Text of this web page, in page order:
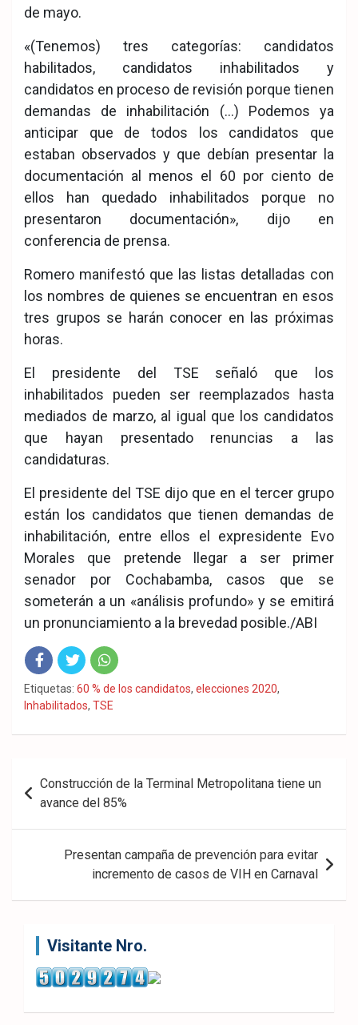
de mayo.
«(Tenemos) tres categorías: candidatos
habilitados, candidatos inhabilitados y
candidatos en proceso de revisión porque tienen
demandas de inhabilitación (…) Podemos ya
anticipar que de todos los candidatos que
estaban observados y que debían presentar la
documentación al menos el 60 por ciento de
ellos han quedado inhabilitados porque no
presentaron documentación», dijo en
conferencia de prensa.
Romero manifestó que las listas detalladas con
los nombres de quienes se encuentran en esos
tres grupos se harán conocer en las próximas
horas.
El presidente del TSE señaló que los
inhabilitados pueden ser reemplazados hasta
mediados de marzo, al igual que los candidatos
que hayan presentado renuncias a las
candidaturas.
El presidente del TSE dijo que en el tercer grupo
están los candidatos que tienen demandas de
inhabilitación, entre ellos el expresidente Evo
Morales que pretende llegar a ser primer
senador por Cochabamba, casos que se
someterán a un «análisis profundo» y se emitirá
un pronunciamiento a la brevedad posible./ABI
Fac Twit Wha
Etiquetas: 60 % de los candidatos, elecciones 2020,
Inhabilitados, TSE
Navegación
de
entradas
Construcción de la Terminal Metropolitana tiene un
avance del 85%
Presentan campaña de prevención para evitar
incremento de casos de VIH en Carnaval
Visitante Nro.